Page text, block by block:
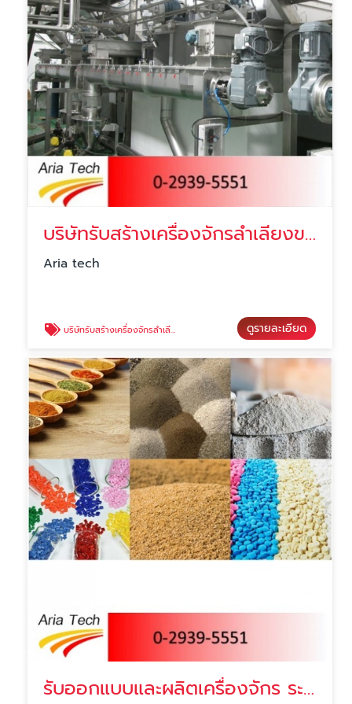
บริษัทรับสร้างเครื่องจักรลำเลียงขนาดใหญ่
Aria tech
บริษัทรับสร้างเครื่องจักรลำเลียงขนาดใหญ่ ดูรายละเอียด
รับออกแบบและผลิตเครื่องจักร ระบบลำเลียงวัสดุ